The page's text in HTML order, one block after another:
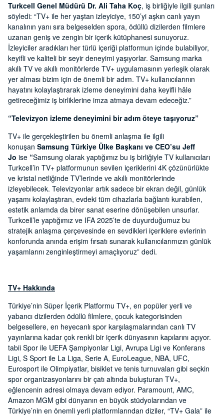
Turkcell Genel Müdürü Dr. Ali Taha Koç, iş birliğiyle ilgili şunları
söyledi: “TV+ ile her yaştan izleyiciye, 150’yi aşkın canlı yayın
kanalının yanı sıra belgeselden spora, ödüllü dizilerden filmlere
uzanan geniş ve zengin bir içerik kütüphanesi sunuyoruz.
İzleyiciler aradıkları her türlü içeriği platformun içinde bulabiliyor,
keyifli ve kaliteli bir seyir deneyimi yaşıyorlar. Samsung marka
akıllı TV ve akıllı monitörlerde TV+ uygulamasının yerleşik olarak
yer alması bizim için de önemli bir adım. TV+ kullanıcılarının
hayatını kolaylaştırarak izleme deneyimini daha keyifli hâle
getireceğimiz iş birliklerine imza atmaya devam edeceğiz.”
“Televizyon izleme deneyimini bir adım öteye taşıyoruz”
TV+ ile gerçekleştirilen bu önemli anlaşma ile ilgili
konuşan Samsung Türkiye Ülke Başkanı ve CEO’su Jeff
Jo ise “Samsung olarak yaptığımız bu iş birliğiyle TV kullanıcıları
Turkcell’in TV+ platformunun sevilen içeriklerini 4K çözünürlükte
ve kristal netliğinde TV’lerinde ve akıllı monitörlerinde
izleyebilecek. Televizyonlar artık sadece bir ekran değil, günlük
yaşamı kolaylaştıran, evdeki tüm cihazlarla bağlantı kurabilen,
estetik anlamda da birer sanat eserine dönüşebilen unsurlar.
Turkcell’le yaptığımız ve IFA 2025’te de duyurduğumuz bu
stratejik anlaşma çerçevesinde en sevdikleri içeriklere evlerinin
konforunda anında erişim fırsatı sunarak kullanıcılarımızın günlük
yaşamlarını zenginleştirmeyi amaçlıyoruz” dedi.
TV+ Hakkında
Türkiye’nin Süper İçerik Platformu TV+, en popüler yerli ve
yabancı dizilerden ödüllü filmlere, çocuk kategorisinden
belgesellere, en heyecanlı spor karşılaşmalarından canlı TV
yayınlarına kadar çok renkli bir içerik dünyasının kapılarını açıyor.
tabii Spor ile UEFA Şampiyonlar Ligi, Avrupa Ligi ve Konferans
Ligi, S Sport ile La Liga, Serie A, EuroLeague, NBA, UFC,
Eurosport ile Olimpiyatlar, bisiklet ve tenis turnuvaları gibi seçkin
spor organizasyonlarını bir çatı altında buluşturan TV+,
eğlencenin adresi olmaya devam ediyor. Paramount, AMC,
Amazon MGM gibi dünyanın en büyük stüdyolarından ve
Türkiye’nin en önemli yerli platformlarından diziler, “TV+ Gala” ile